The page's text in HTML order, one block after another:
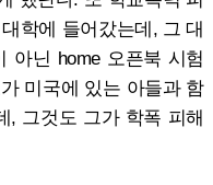
학에 들어갔는데, 그 대
아닌 home 오픈북 시험
미국에 있는 아들과 함
, 그것도 그가 학폭 피해